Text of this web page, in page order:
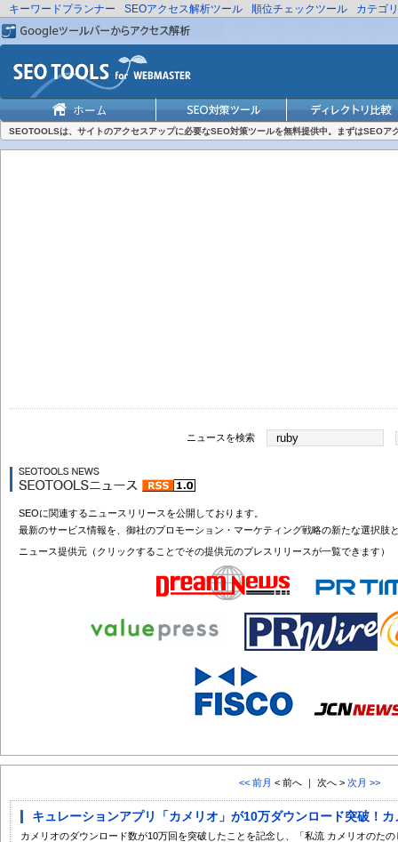
キーワードプランナー SEOアクセス解析ツール 順位チェックツール カテゴ
SEOTOOLSは、サイトのアクセスアップに必要なSEO対策ツールを無料提供中。まずはSEOア
ニュースを検索
SEOに関連するニュースリリースを公開しております。
最新のサービス情報を、御社のプロモーション・マーケティング戦略の新たな選択肢
ニュース提供元（クリックすることでその提供元のプレスリリースが一覧できます）
<< 前月 < 前へ ｜ 次へ > 次月 >>
キュレーションアプリ「カメリオ」が10万ダウンロード突破！
カメリオのダウンロード数が10万回を突破したことを記念し、「私流 カメリオのた